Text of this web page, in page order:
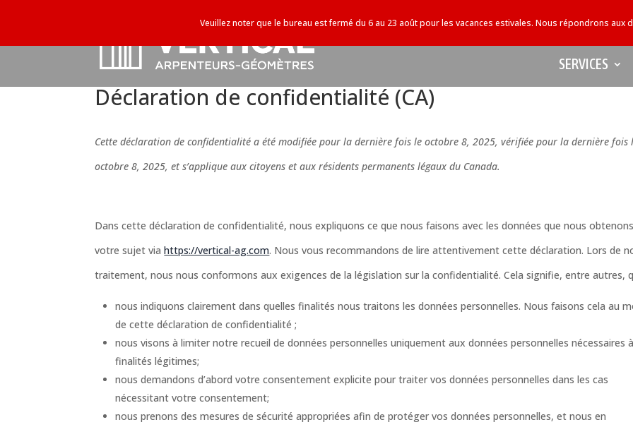
SERVICES
Déclaration de confidentialité (CA)
Cette déclaration de confidentialité a été modifiée pour la dernière fois le octobre 8, 2025, vérifiée pour la dernière fois
octobre 8, 2025, et s’applique aux citoyens et aux résidents permanents légaux du Canada.
Dans cette déclaration de confidentialité, nous expliquons ce que nous faisons avec les données que nous
votre sujet viahttps://vertical-ag.com. Nous vous recommandons de lire attentivement cette déclaration. Lors de
traitement, nous nous conformons aux exigences de la législation sur la confidentialité. Cela signifie, entre autres,
nous indiquons clairement dans quelles finalités nous traitons les données personnelles. Nous faisons cela au
de cette déclaration de confidentialité ;
nous visons à limiter notre recueil de données personnelles uniquement aux données personnelles nécessaires
finalités légitimes;
nous demandons d’abord votre consentement explicite pour traiter vos données personnelles dans les cas
nécessitant votre consentement;
nous prenons des mesures de sécurité appropriées afin de protéger vos données personnelles, et nous en
Veuillez noter que le bureau est fermé du 6 au 23 août pour les vacances estivales. Nous répondrons aux